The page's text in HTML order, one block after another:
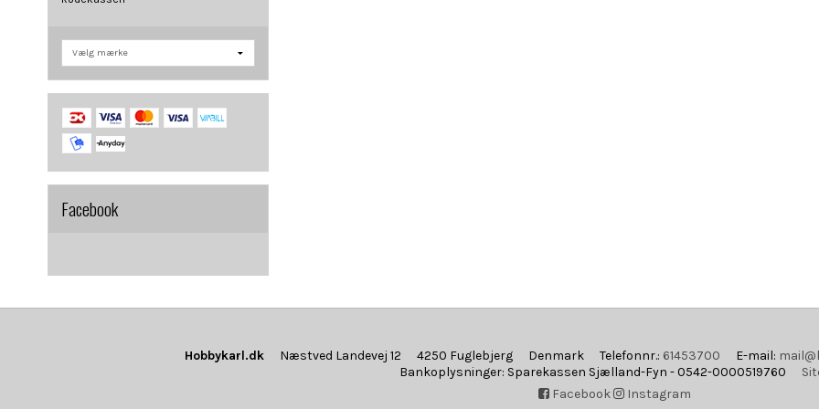
Facebook
Hobbykarl.dk Næstved Landevej 12 4250 Fuglebjerg Denmark Telefonnr.: 61453700 E-mail:
Bankoplysninger: Sparekassen Sjælland-Fyn - 0542-0000519760
Facebook
Instagram